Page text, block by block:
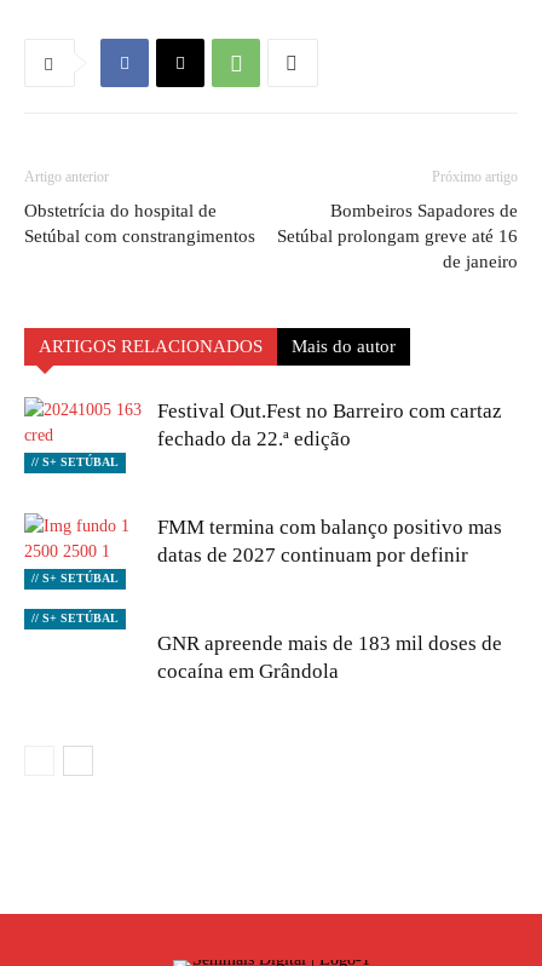
Artigo anterior
Obstetrícia do hospital de
Setúbal com constrangimentos
Próximo artigo
Bombeiros Sapadores de
Setúbal prolongam greve até 16
de janeiro
ARTIGOS RELACIONADOS Mais do autor
// S+ SETÚBAL
Festival Out.Fest no Barreiro com cartaz
fechado da 22.ª edição
// S+ SETÚBAL
FMM termina com balanço positivo mas
datas de 2027 continuam por definir
// S+ SETÚBAL
GNR apreende mais de 183 mil doses de
cocaína em Grândola